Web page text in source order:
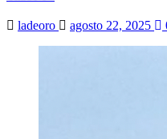
ladeoro agosto 22, 2025